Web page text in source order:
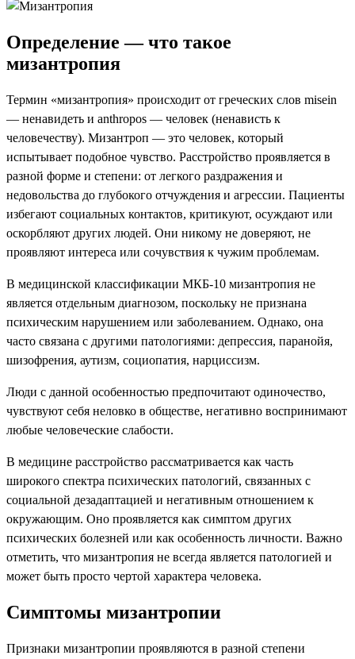
Определение — что такое
мизантропия
Термин «мизантропия» происходит от греческих слов misein
— ненавидеть и anthropos — человек (ненависть к
человечеству). Мизантроп — это человек, который
испытывает подобное чувство. Расстройство проявляется в
разной форме и степени: от легкого раздражения и
недовольства до глубокого отчуждения и агрессии. Пациенты
избегают социальных контактов, критикуют, осуждают или
оскорбляют других людей. Они никому не доверяют, не
проявляют интереса или сочувствия к чужим проблемам.
В медицинской классификации МКБ-10 мизантропия не
является отдельным диагнозом, поскольку не признана
психическим нарушением или заболеванием. Однако, она
часто связана с другими патологиями: депрессия, паранойя,
шизофрения, аутизм, социопатия, нарциссизм.
Люди с данной особенностью предпочитают одиночество,
чувствуют себя неловко в обществе, негативно воспринимают
любые человеческие слабости.
В медицине расстройство рассматривается как часть
широкого спектра психических патологий, связанных с
социальной дезадаптацией и негативным отношением к
окружающим. Оно проявляется как симптом других
психических болезней или как особенность личности. Важно
отметить, что мизантропия не всегда является патологией и
может быть просто чертой характера человека.
Симптомы мизантропии
Признаки мизантропии проявляются в разной степени